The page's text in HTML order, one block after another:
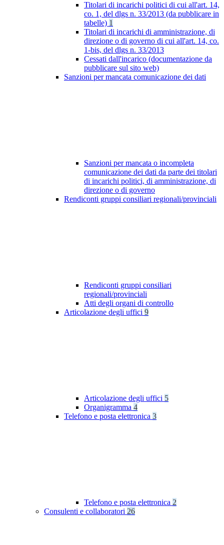
Titolari di incarichi politici di cui all'art. 14,
co. 1, del dlgs n. 33/2013 (da pubblicare in
tabelle) 1
Titolari di incarichi di amministrazione, di
direzione o di governo di cui all'art. 14, co.
1-bis, del dlgs n. 33/2013
Cessati dall'incarico (documentazione da
pubblicare sul sito web)
Sanzioni per mancata comunicazione dei dati
Sanzioni per mancata o incompleta
comunicazione dei dati da parte dei titolari
di incarichi politici, di amministrazione, di
direzione o di governo
Rendiconti gruppi consiliari regionali/provinciali
Rendiconti gruppi consiliari
regionali/provinciali
Atti degli organi di controllo
Articolazione degli uffici 9
Articolazione degli uffici 5
Organigramma 4
Telefono e posta elettronica 3
Telefono e posta elettronica 2
Consulenti e collaboratori 26